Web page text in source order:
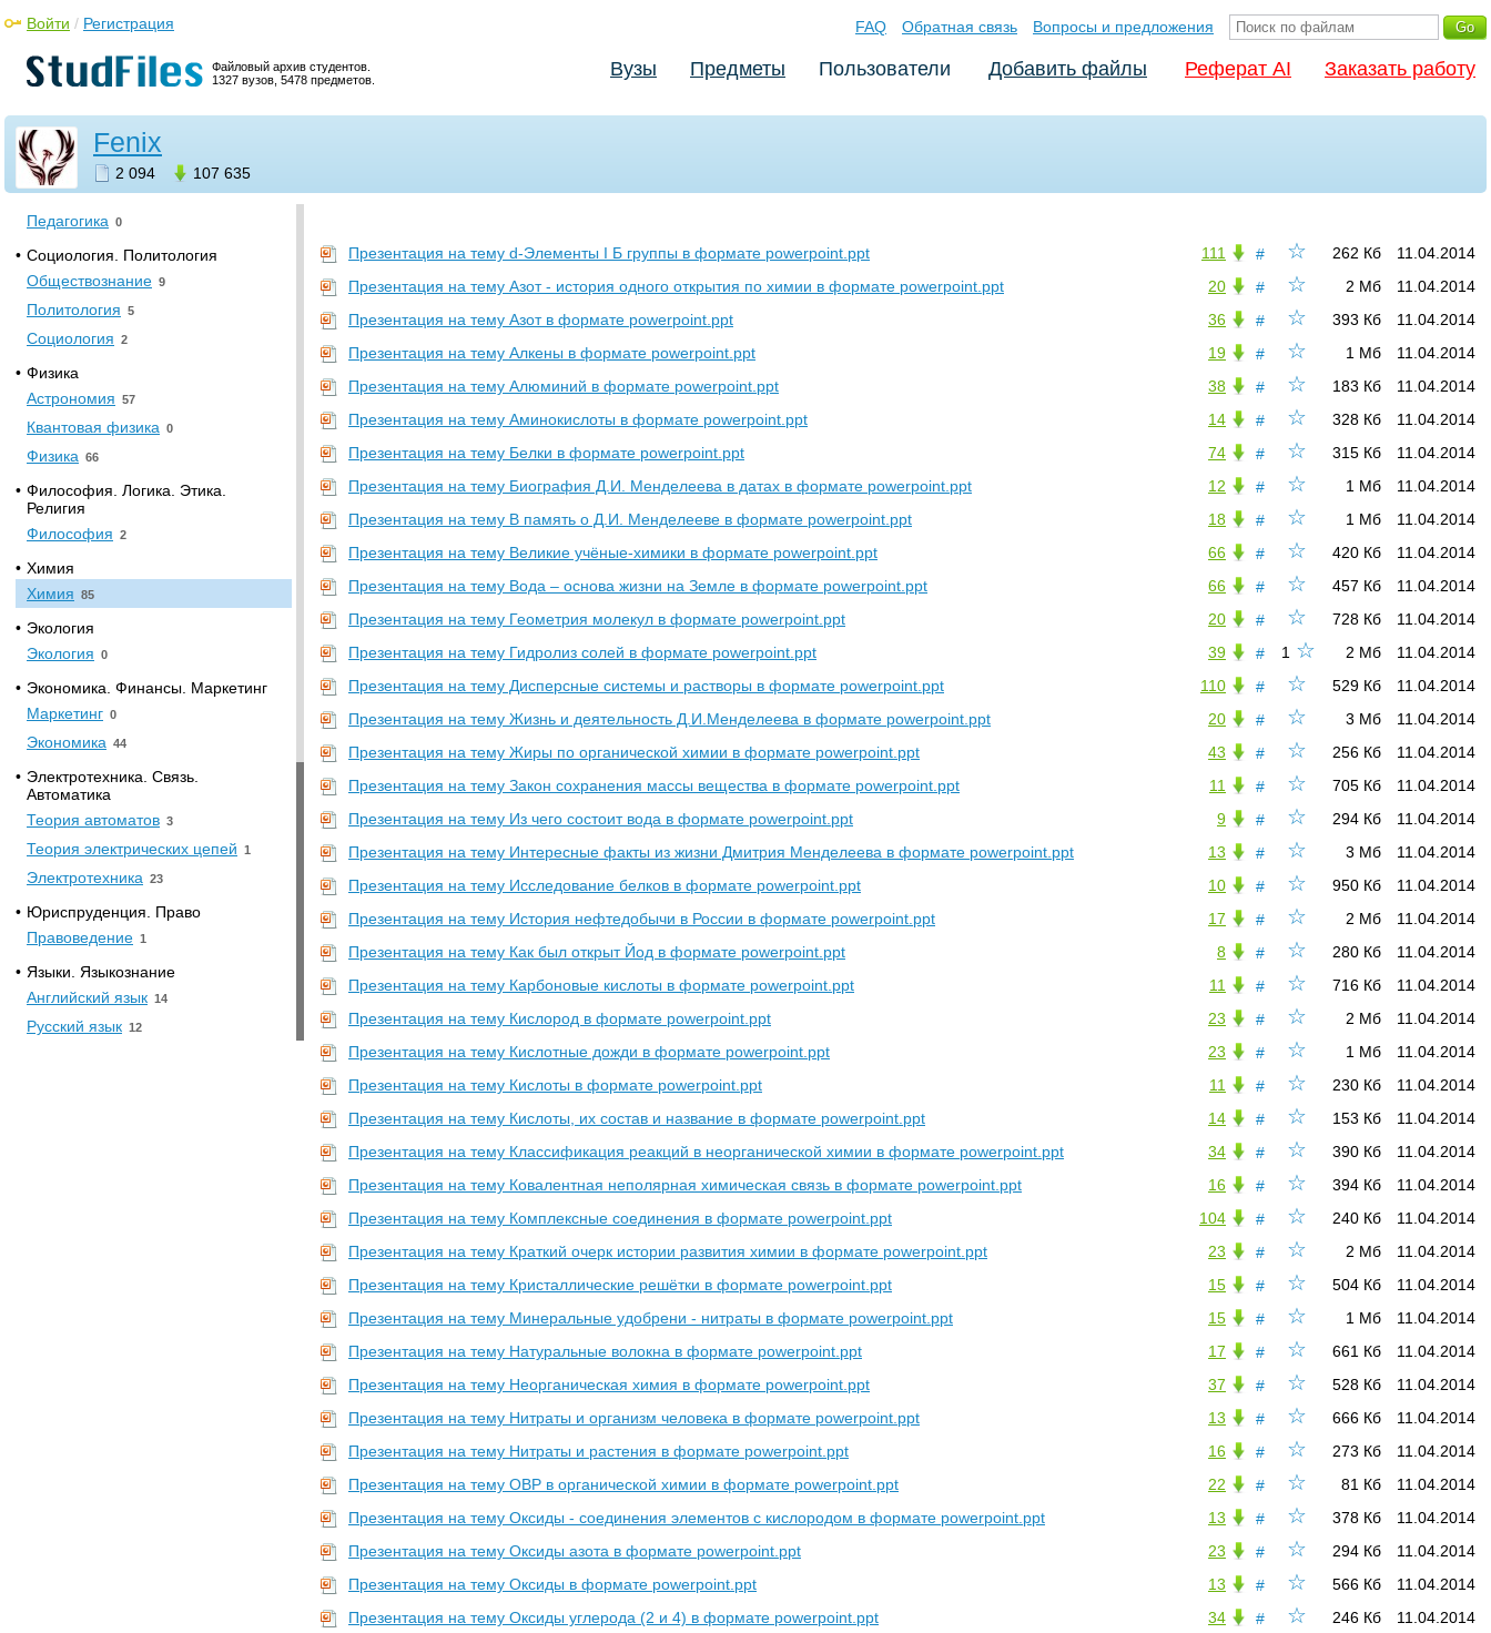
Файловый архив студентов.
1327 вузов, 5478 предметов.
Войти / Регистрация FAQ Обратная связь Вопросы и предложения
Вузы Предметы Пользователи Добавить файлы Реферат AI Заказать работу
Fenix
2 094 107 635
Метрология 32
жизнедеятельности 77
Теория и методы принятия
решений
1
• Психология. Педагогика
Педагогика 0
• Социология. Политология
Обществознание 9
Политология 5
Социология 2
• Физика
Астрономия 57
Квантовая физика 0
Физика 66
• Философия. Логика. Этика.
Религия
Философия 2
• Химия
Химия 85
• Экология
Экология 0
• Экономика. Финансы. Маркетинг
Маркетинг 0
Экономика 44
• Электротехника. Связь.
Автоматика
Теория автоматов 3
Теория электрических цепей 1
Электротехника 23
• Юриспруденция. Право
Правоведение 1
• Языки. Языкознание
Английский язык 14
Русский язык 12
☆
# 11.04.2014
262 Кб
111
Презентация на тему d-Элементы I Б группы в формате powerpoint.ppt
☆
# 11.04.2014
2 Мб
20
Презентация на тему Азот - история одного открытия по химии в формате powerpoint.ppt
☆
# 11.04.2014
393 Кб
36
Презентация на тему Азот в формате powerpoint.ppt
☆
# 11.04.2014
1 Мб
19
Презентация на тему Алкены в формате powerpoint.ppt
☆
# 11.04.2014
183 Кб
38
Презентация на тему Алюминий в формате powerpoint.ppt
☆
# 11.04.2014
328 Кб
14
Презентация на тему Аминокислоты в формате powerpoint.ppt
☆
# 11.04.2014
315 Кб
74
Презентация на тему Белки в формате powerpoint.ppt
☆
# 11.04.2014
1 Мб
12
Презентация на тему Биография Д.И. Менделеева в датах в формате powerpoint.ppt
☆
# 11.04.2014
1 Мб
18
Презентация на тему В память о Д.И. Менделееве в формате powerpoint.ppt
☆
# 11.04.2014
420 Кб
66
Презентация на тему Великие учёные-химики в формате powerpoint.ppt
☆
# 11.04.2014
457 Кб
66
Презентация на тему Вода – основа жизни на Земле в формате powerpoint.ppt
☆
# 11.04.2014
728 Кб
20
Презентация на тему Геометрия молекул в формате powerpoint.ppt
1 ☆
# 11.04.2014
2 Мб
39
Презентация на тему Гидролиз солей в формате powerpoint.ppt
☆
# 11.04.2014
529 Кб
110
Презентация на тему Дисперсные системы и растворы в формате powerpoint.ppt
☆
# 11.04.2014
3 Мб
20
Презентация на тему Жизнь и деятельность Д.И.Менделеева в формате powerpoint.ppt
☆
# 11.04.2014
256 Кб
43
Презентация на тему Жиры по органической химии в формате powerpoint.ppt
☆
# 11.04.2014
705 Кб
11
Презентация на тему Закон сохранения массы вещества в формате powerpoint.ppt
☆
# 11.04.2014
294 Кб
9
Презентация на тему Из чего состоит вода в формате powerpoint.ppt
☆
# 11.04.2014
3 Мб
13
Презентация на тему Интересные факты из жизни Дмитрия Менделеева в формате powerpoint.ppt
☆
# 11.04.2014
950 Кб
10
Презентация на тему Исследование белков в формате powerpoint.ppt
☆
# 11.04.2014
2 Мб
17
Презентация на тему История нефтедобычи в России в формате powerpoint.ppt
☆
# 11.04.2014
280 Кб
8
Презентация на тему Как был открыт Йод в формате powerpoint.ppt
☆
# 11.04.2014
716 Кб
11
Презентация на тему Карбоновые кислоты в формате powerpoint.ppt
☆
# 11.04.2014
2 Мб
23
Презентация на тему Кислород в формате powerpoint.ppt
☆
# 11.04.2014
1 Мб
23
Презентация на тему Кислотные дожди в формате powerpoint.ppt
☆
# 11.04.2014
230 Кб
11
Презентация на тему Кислоты в формате powerpoint.ppt
☆
# 11.04.2014
153 Кб
14
Презентация на тему Кислоты, их состав и название в формате powerpoint.ppt
☆
# 11.04.2014
390 Кб
34
Презентация на тему Классификация реакций в неорганической химии в формате powerpoint.ppt
☆
# 11.04.2014
394 Кб
16
Презентация на тему Ковалентная неполярная химическая связь в формате powerpoint.ppt
☆
# 11.04.2014
240 Кб
104
Презентация на тему Комплексные соединения в формате powerpoint.ppt
☆
# 11.04.2014
2 Мб
23
Презентация на тему Краткий очерк истории развития химии в формате powerpoint.ppt
☆
# 11.04.2014
504 Кб
15
Презентация на тему Кристаллические решётки в формате powerpoint.ppt
☆
# 11.04.2014
1 Мб
15
Презентация на тему Минеральные удобрени - нитраты в формате powerpoint.ppt
☆
# 11.04.2014
661 Кб
17
Презентация на тему Натуральные волокна в формате powerpoint.ppt
☆
# 11.04.2014
528 Кб
37
Презентация на тему Неорганическая химия в формате powerpoint.ppt
☆
# 11.04.2014
666 Кб
13
Презентация на тему Нитраты и организм человека в формате powerpoint.ppt
☆
# 11.04.2014
273 Кб
16
Презентация на тему Нитраты и растения в формате powerpoint.ppt
☆
# 11.04.2014
81 Кб
22
Презентация на тему ОВР в органической химии в формате powerpoint.ppt
☆
# 11.04.2014
378 Кб
13
Презентация на тему Оксиды - соединения элементов с кислородом в формате powerpoint.ppt
☆
# 11.04.2014
294 Кб
23
Презентация на тему Оксиды азота в формате powerpoint.ppt
☆
# 11.04.2014
566 Кб
13
Презентация на тему Оксиды в формате powerpoint.ppt
☆
# 11.04.2014
246 Кб
34
Презентация на тему Оксиды углерода (2 и 4) в формате powerpoint.ppt